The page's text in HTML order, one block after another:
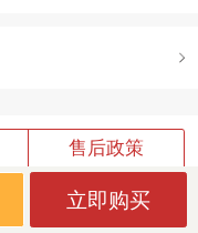
售后政策
立即购买